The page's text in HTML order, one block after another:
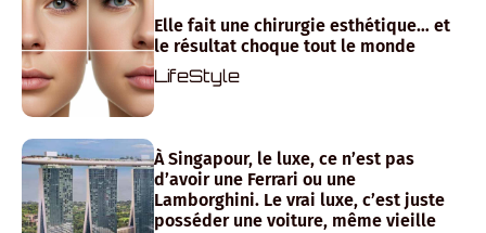
Elle fait une chirurgie esthétique… et
le résultat choque tout le monde
LifeStyle
À Singapour, le luxe, ce n’est pas
d’avoir une Ferrari ou une
Lamborghini. Le vrai luxe, c’est juste
posséder une voiture, même vieille